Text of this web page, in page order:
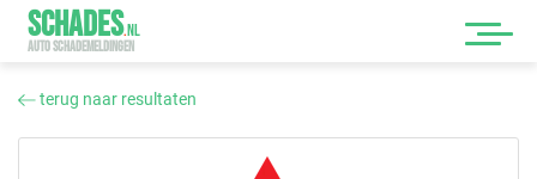
SCHADES.NL
AUTO SCHADEMELDINGEN
terug naar resultaten